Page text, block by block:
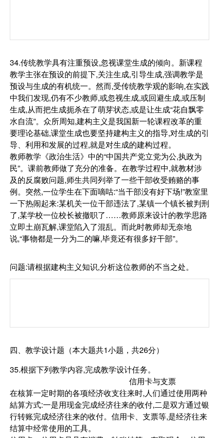
34.传统教学具有注重预设,忽视课堂生成的倾向。新课程
教学主张在预设的前提下,关注生成,引导生成,强调教学是
预设与生成的有机统一。然而,受传统教学观的影响,在实践
中我们发现,仍有不少教师,或忽视生成,或回避生成,或压制
生成,从而把生成扼杀在了萌芽状态,或是让生成“花自飘零
水自流”。众所周知,建构主义是我国新一轮课程改革的重
要理论基础,课堂生成也要坚持建构主义的指导,对生成的引
导、利用和发展的过程,就是对生成的建构过程。
教师教学《政治生活》中的“中国共产党立党为公,执政为
民”。课前教师做了充分的准备。在教学过程中,就教材涉
及的反腐败问题,师生共同列举了一些干部收受贿赂的事
例。突然,一位学生在下面嘀咕:“当干部没有好下场!”教室里
一下热闹起来:某机关一位干部违法了,某镇一个镇长被判刑
了,某学校一位校长被撤职了……教师原来设计的教学思路
立即土崩瓦解,课堂陷入了混乱。而此时教师却无奈地
说,“事物都是一分为二的嘛,毕竟还有很多好干部”。
问题:请根据建构主义知识,分析这位教师的不当之处。
四、教学设计题（本大题共1小题，共26分）
35.根据下列教学内容,完成教学设计任务。
信用卡与支票
在核算一定时期的各项经济收支往来时,人们通过使用两种
結算方式:一是用现金完成经济往来的收付,二是双方通过银
行转账完成经济往来的收付。信用卡、支票等,是经济往来
结算中经常使用的工具。